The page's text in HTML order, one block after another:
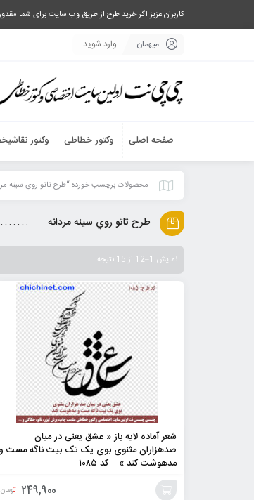
کاربران عزیز اگر خرید طرح از طریق وب سایت برای شما مقدور نیست، به شماره بله یا تلگرام 09033063003 پیام
میهمان وارد شوید
صفحه اصلی وکتور خطاطی وکتور
محصولات برچسب خورده “طرح تاتو روي سينه
طرح تاتو روي سينه مردانه
نمایش 1–12 از 15 نتیجه
شعر آماده لایه باز « عشق یعنی در میان
صدهزاران مثنوی بوی یک تک بیت ناگه مست
مدهوشت کند » – کد ۱۰۸۵
249,900 تومان